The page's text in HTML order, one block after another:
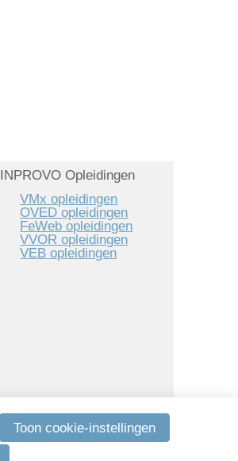
INPROVO Opleidingen
VMx opleidingen
OVED opleidingen
FeWeb opleidingen
VVOR opleidingen
VEB opleidingen
Powered byProcurios
Toon cookie-instellingen